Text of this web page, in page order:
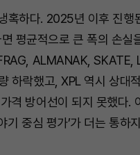
혹하다. 2025년 이후 진행
평균적으로 큰 폭의 손실
ALMANAK, SKATE,
락했고, XPL 역시 상대적
격 방어선이 되지 못했다.
기 중심 평가’가 더는 통하